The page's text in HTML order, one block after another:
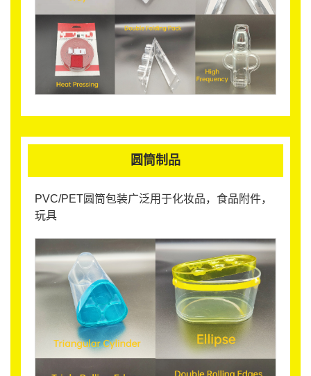
圆筒制品
PVC/PET圆筒包装广泛用于化妆品，食品附件，
玩具